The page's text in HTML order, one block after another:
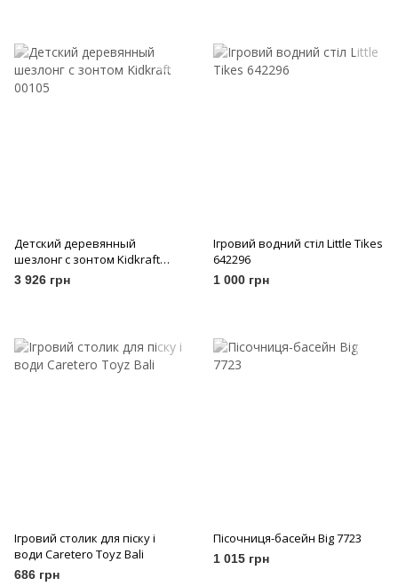
Детский деревянный
шезлонг с зонтом Kidkraft
00105
3 926 грн
Ігровий водний стіл Little Tikes
642296
1 000 грн
Ігровий столик для піску і
води Caretero Toyz Bali
686 грн
Пісочниця-басейн Big 7723
1 015 грн